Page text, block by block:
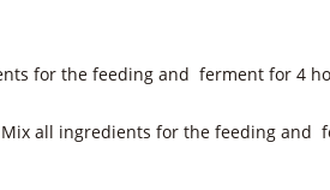
for the feeding and ferment for 4
Mix all ingredients for the feeding and